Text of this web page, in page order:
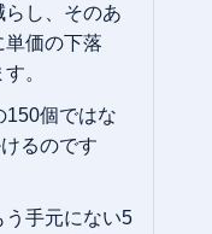
し、そのあ
単価の下落
。
150個ではな
るのです
う手元にない5